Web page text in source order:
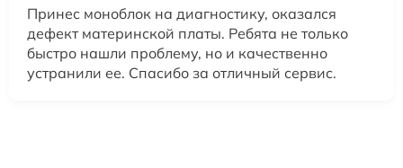
Принес моноблок на диагностику, оказался
дефект материнской платы. Ребята не только
быстро нашли проблему, но и качественно
устранили ее. Спасибо за отличный сервис.